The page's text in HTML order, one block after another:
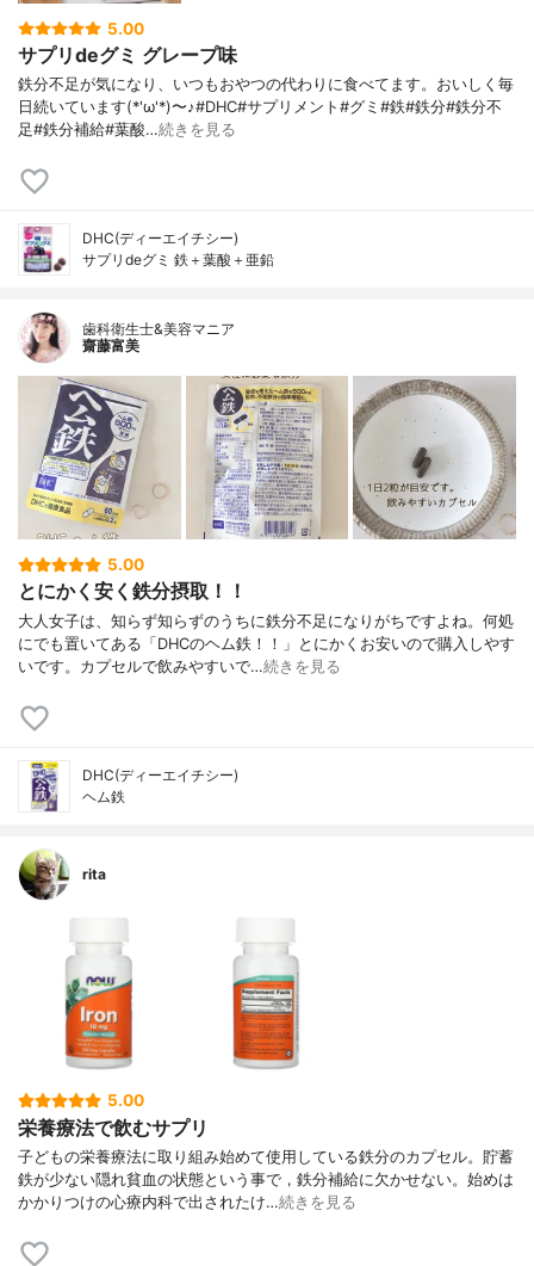
5.00
サプリdeグミ グレープ味
鉄分不足が気になり、いつもおやつの代わりに食べてます。おいしく毎
日続いています(*'ω'*)〜♪#DHC#サプリメント#グミ#鉄#鉄分#鉄分不
足#鉄分補給#葉酸…続きを見る
DHC(ディーエイチシー)
サプリdeグミ 鉄＋葉酸＋亜鉛
歯科衛生士&美容マニア
齋藤富美
5.00
とにかく安く鉄分摂取！！
大人女子は、知らず知らずのうちに鉄分不足になりがちですよね。何処
にでも置いてある「DHCのヘム鉄！！」とにかくお安いので購入しやす
いです。カプセルで飲みやすいで…続きを見る
DHC(ディーエイチシー)
ヘム鉄
rita
5.00
栄養療法で飲むサプリ
子どもの栄養療法に取り組み始めて使用している鉄分のカプセル。貯蓄
鉄が少ない隠れ貧血の状態という事で，鉄分補給に欠かせない。始めは
かかりつけの心療内科で出されたけ…続きを見る